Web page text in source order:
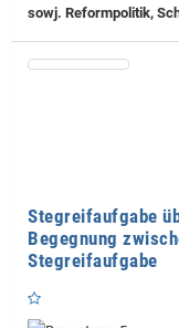
sowj. Reformpolitik,
Stegreifaufgabe
Begegnung
Stegreifaufgabe